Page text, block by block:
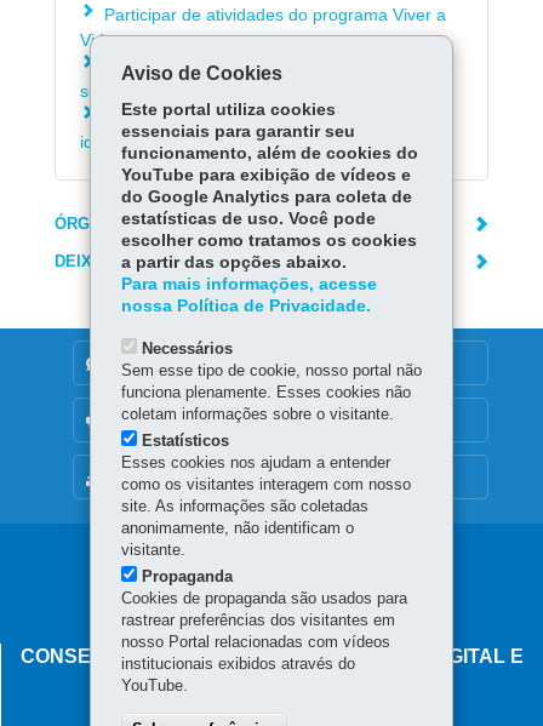
Participar de atividades do programa Viver a
Vida
Solicitar atendimento na rede de assistência
social do Paraná
Solicitar acolhimento especial para pessoas
idosas ou com deficiência
ÓRGÃO RESPONSÁVEL
DEIXE SUA OPINIÃO
MAPA DO SITE
DENUNCIE CORRUPÇÃO
OUVIDORIA
Navegação
principal
CONSELHO ESTADUAL DE GOVERNANÇA DIGITAL E
SEGURANÇA DA INFORMAÇÃO
Palácio Iguaçu
Aviso de Cookies
Este portal utiliza cookies
essenciais para garantir seu
funcionamento, além de cookies do
YouTube para exibição de vídeos e
do Google Analytics para coleta de
estatísticas de uso. Você pode
escolher como tratamos os cookies
a partir das opções abaixo.
Para mais informações, acesse
nossa Política de Privacidade.
Necessários
Sem esse tipo de cookie, nosso portal não
funciona plenamente. Esses cookies não
coletam informações sobre o visitante.
Estatísticos
Esses cookies nos ajudam a entender
como os visitantes interagem com nosso
site. As informações são coletadas
anonimamente, não identificam o
visitante.
Propaganda
Cookies de propaganda são usados para
rastrear preferências dos visitantes em
nosso Portal relacionadas com vídeos
institucionais exibidos através do
YouTube.